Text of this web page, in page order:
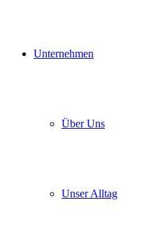
Unternehmen
Über Uns
Unser Alltag